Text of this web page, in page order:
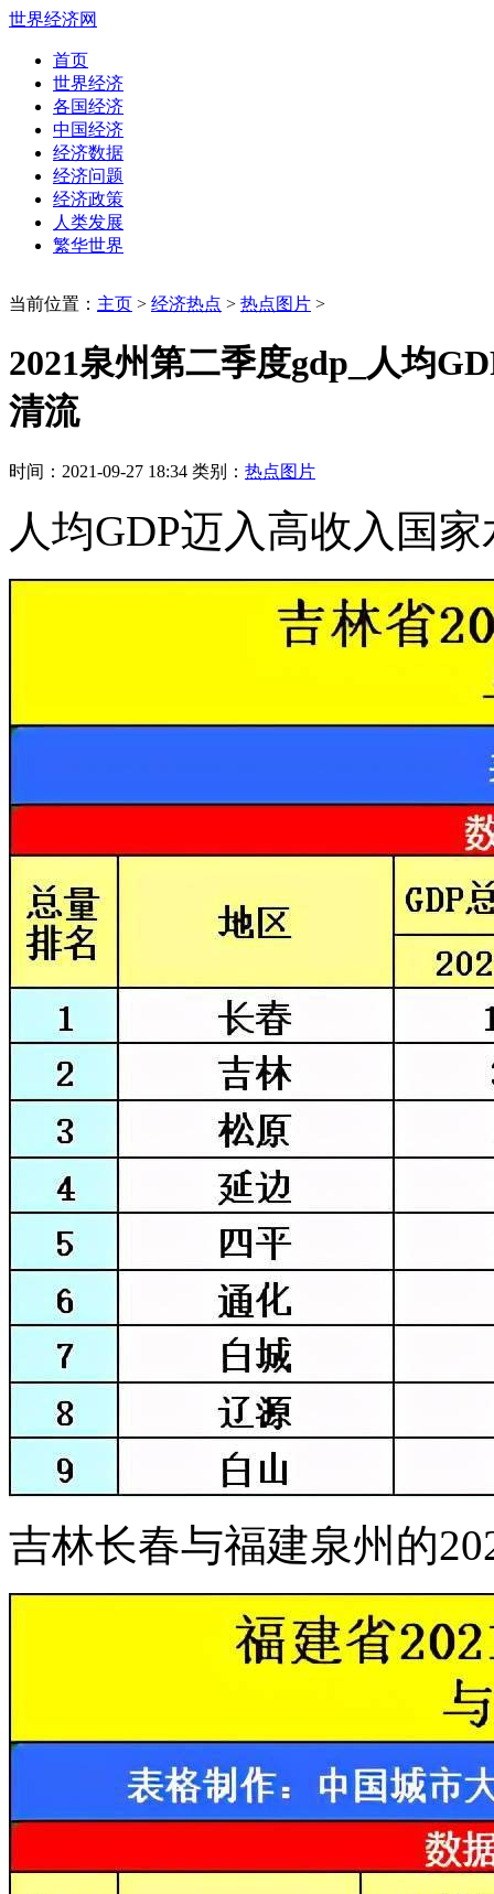
世界经济网
首页
世界经济
各国经济
中国经济
经济数据
经济问题
经济政策
人类发展
繁华世界
当前位置： 主页 > 经济热点 > 热点图片 >
2021泉州第二季度gdp_人均
清流
时间：2021-09-27 18:34 类别： 热点图片
人均GDP迈入高收入国
吉林长春与福建泉州的